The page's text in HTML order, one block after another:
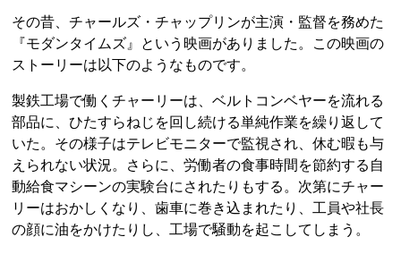
その昔、チャールズ・チャップリンが主演・監督を務めた
『モダンタイムズ』という映画がありました。この映画の
ストーリーは以下のようなものです。
製鉄工場で働くチャーリーは、ベルトコンベヤーを流れる
部品に、ひたすらねじを回し続ける単純作業を繰り返して
いた。その様子はテレビモニターで監視され、休む暇も与
えられない状況。さらに、労働者の食事時間を節約する自
動給食マシーンの実験台にされたりもする。次第にチャー
リーはおかしくなり、歯車に巻き込まれたり、工員や社長
の顔に油をかけたりし、工場で騒動を起こしてしまう。